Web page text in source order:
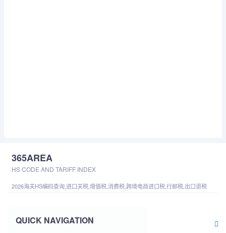
365AREA
HS CODE AND TARIFF INDEX
2026海关HS编码查询,进口关税,增值税,消费税,跨境电商进口税,行邮税,出口退税
QUICK NAVIGATION